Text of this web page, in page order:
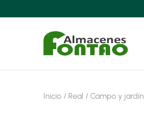
Inicio Real Campo y jardín